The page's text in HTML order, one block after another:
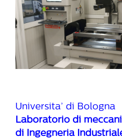
Universita’ di Bologna
Laboratorio di
di Ingegneria